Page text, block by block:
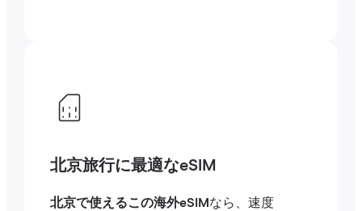
北京旅行に最適なeSIM
北京で使えるこの海外eSIM なら、速度